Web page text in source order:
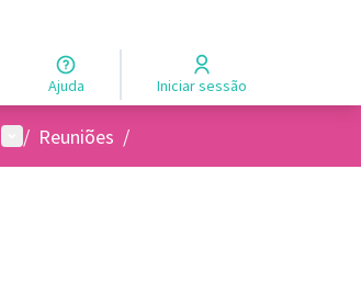
Ajuda Iniciar sessão
Menu de usuários
/ Reuniões /